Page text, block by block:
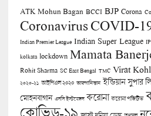
ATK Mohun Bagan BCCI BJP Corona
CoronavirusCOVID-
Indian Premier League Indian Super League
kolkata lockdown Mamata
Rohit Sharma SC East Bengal TMC Virat
২০২০-২১ আইপিএল ২০২০ আফগানিস্তান ইন্ডিয়ান সুপার
মোহনবাগান এসসি ইস্টবেঙ্গল করোনা করোনা পজিটিভ
কোভিড-১৯